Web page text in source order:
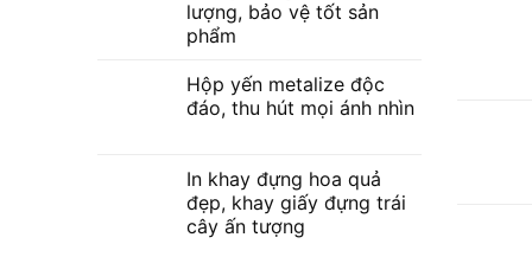
1.4.
– Gây
– Tạo
tăng
Những
biểu
lượng, bảo vệ tốt sản
phẩm
Hộp yến metalize độc
đáo, thu hút mọi ánh nhìn
In khay đựng hoa quả
đẹp, khay giấy đựng trái
cây ấn tượng